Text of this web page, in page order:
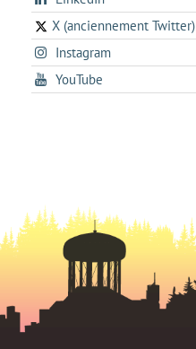
onglet
a
new
tab
in
a
new
X (anciennement Twitter)
s'ouvre
dans
un
nouvel
Instagrams'ouvre
dans
un
YouTubes'ouvre
dans